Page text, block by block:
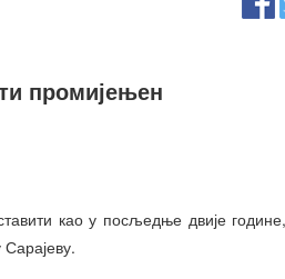
промијењен
као у посљедње двије